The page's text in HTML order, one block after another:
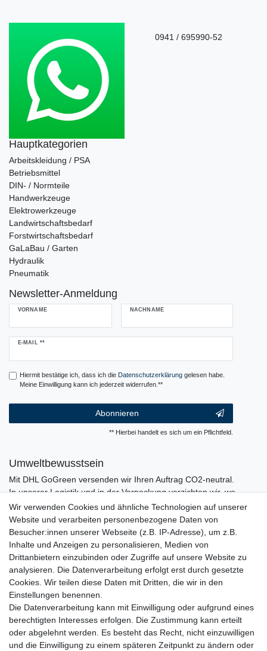
0941 / 695990-52
Hauptkategorien
Arbeitskleidung / PSA
Betriebsmittel
DIN- / Normteile
Handwerkzeuge
Elektrowerkzeuge
Landwirtschaftsbedarf
Forstwirtschaftsbedarf
GaLaBau / Garten
Hydraulik
Pneumatik
Newsletter-Anmeldung
VORNAME NACHNAME
E-MAIL **
Newsletter
Hiermit bestätige ich, dass ich die Daten­schutz­erklärunggelesen habe.
Meine Einwilligung kann ich jederzeit widerrufen.**
Abonnieren
** Hierbei handelt es sich um ein Pflichtfeld.
Umweltbewusstsein
Mit DHL GoGreen versenden wir Ihren Auftrag CO2-neutral.
In unserer Logistik und in der Verpackung verzichten wir, wo
immer es möglich ist, auf den Einsatz von Kunststoffen und
Plastik.
Wir verwenden Cookies und ähnliche Technologien auf unserer
Website und verarbeiten personenbezogene Daten von
Besucher:innen unserer Webseite (z.B. IP-Adresse), um z.B.
Inhalte und Anzeigen zu personalisieren, Medien von
Drittanbietern einzubinden oder Zugriffe auf unsere Website zu
analysieren. Die Datenverarbeitung erfolgt erst durch gesetzte
Cookies. Wir teilen diese Daten mit Dritten, die wir in den
Einstellungen benennen.
Die Datenverarbeitung kann mit Einwilligung oder aufgrund eines
berechtigten Interesses erfolgen. Die Zustimmung kann erteilt
oder abgelehnt werden. Es besteht das Recht, nicht einzuwilligen
und die Einwilligung zu einem späteren Zeitpunkt zu ändern oder